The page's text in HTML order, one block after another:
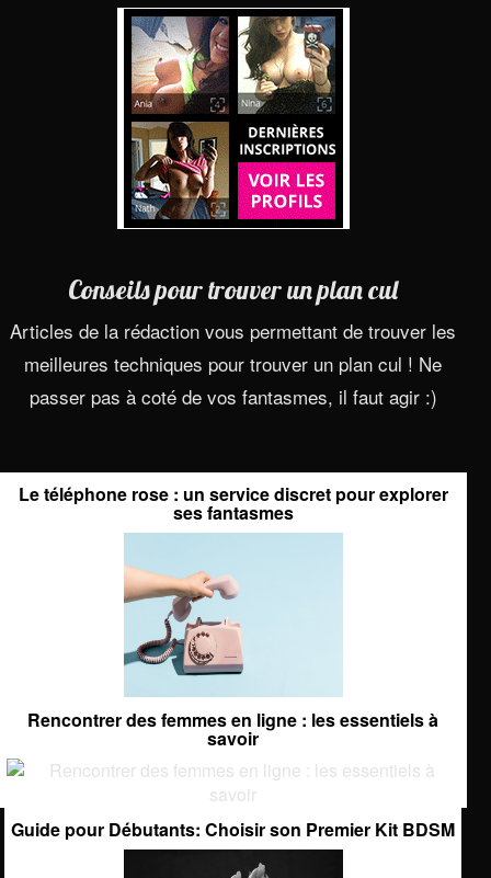
Conseils pour trouver un plan cul
Articles de la rédaction vous permettant de trouver les
meilleures techniques pour trouver un plan cul ! Ne
passer pas à coté de vos fantasmes, il faut agir :)
Le téléphone rose : un service discret pour explorer
ses fantasmes
Rencontrer des femmes en ligne : les essentiels à
savoir
Guide pour Débutants: Choisir son Premier Kit BDSM